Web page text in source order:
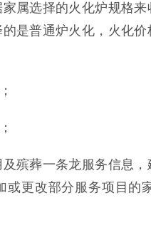
属选择的火化炉规格
是普通炉火化，火化
殡葬一条龙服务信息
或更改部分服务项目的